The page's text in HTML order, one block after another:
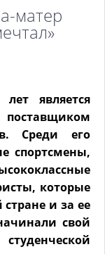
матер
является
Среди его
спортсмены,
которые
стране и за ее
свой